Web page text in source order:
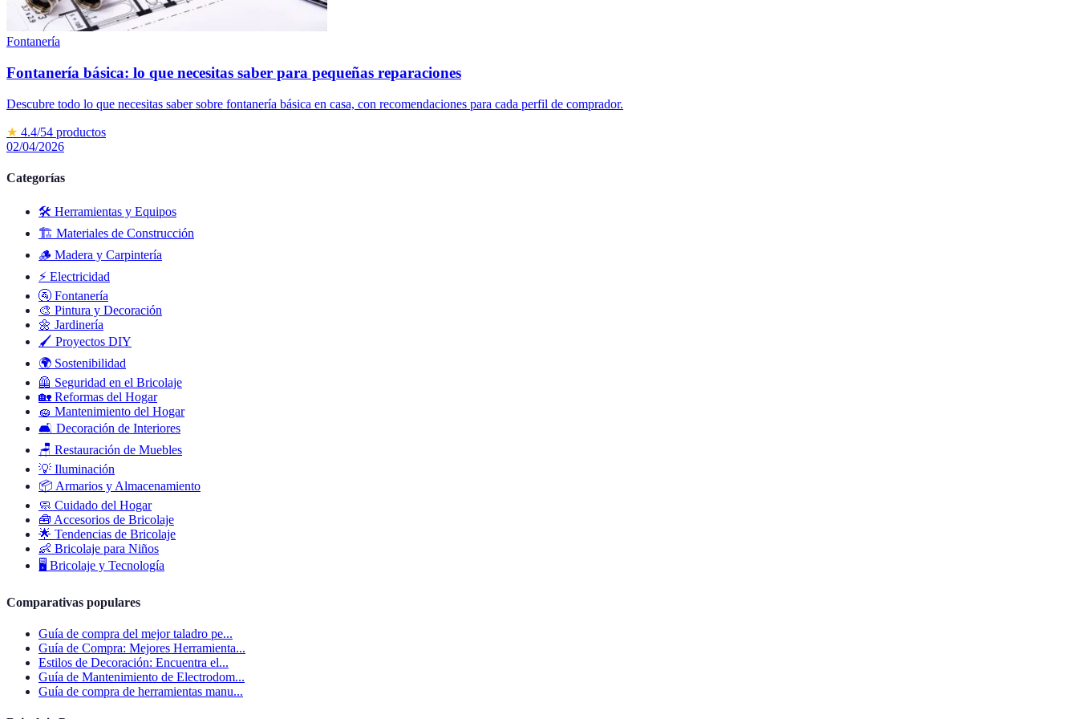
Fontanería
Fontanería básica: lo que necesitas saber para pequeñas reparaciones
Descubre todo lo que necesitas saber sobre fontanería básica en casa, con recomendaciones para cada perfil de comprador.
★ 4.4/54 productos
02/04/2026
Categorías
🛠️ Herramientas y Equipos
🏗️ Materiales de Construcción
🪵 Madera y Carpintería
⚡ Electricidad
🚰 Fontanería
🎨 Pintura y Decoración
🌼 Jardinería
🖌️ Proyectos DIY
🌍 Sostenibilidad
🦺 Seguridad en el Bricolaje
🏡 Reformas del Hogar
🧽 Mantenimiento del Hogar
🛋️ Decoración de Interiores
🪑 Restauración de Muebles
💡 Iluminación
📦 Armarios y Almacenamiento
🧼 Cuidado del Hogar
🧰 Accesorios de Bricolaje
🌟 Tendencias de Bricolaje
👶 Bricolaje para Niños
🖥️ Bricolaje y Tecnología
Comparativas populares
Guía de compra del mejor taladro pe...
Guía de Compra: Mejores Herramienta...
Estilos de Decoración: Encuentra el...
Guía de Mantenimiento de Electrodom...
Guía de compra de herramientas manu...